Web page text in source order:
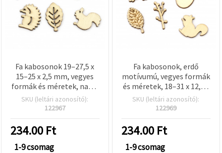
Fa kabosonok 19–27,5 x
15–25 x 2,5 mm, vegyes
formák és méretek, natúr
fa színű – 10 db
SKU (leltári azonosító):
122967
234.00 Ft
1-9 csomag
Fa kabosonok, erdő
motívumú, vegyes formák
és méretek, 18–31 x 12,5–
30 x 2,5 mm, natúr fa
színű – 10 db
SKU (leltári azonosító):
122969
234.00 Ft
1-9 csomag